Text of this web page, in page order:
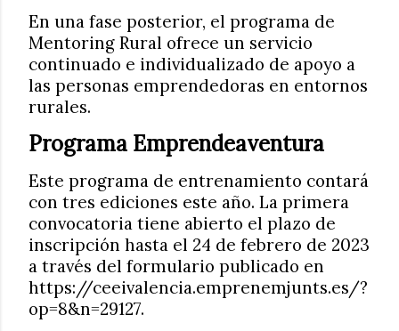
En una fase posterior, el programa de
Mentoring Rural ofrece un servicio
continuado e individualizado de apoyo a
las personas emprendedoras en entornos
rurales.
Programa Emprendeaventura
Este programa de entrenamiento contará
con tres ediciones este año. La primera
convocatoria tiene abierto el plazo de
inscripción hasta el 24 de febrero de 2023
a través del formulario publicado en
https://ceeivalencia.emprenemjunts.es/?
op=8&n=29127.